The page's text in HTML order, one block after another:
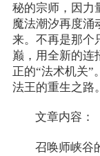
秘的宗师，因力
魔法潮汐再度涌
来。不再是那个
巅，用全新的连
正的“法术机关”
法王的重生之路。
文章内容：
召唤师峡谷